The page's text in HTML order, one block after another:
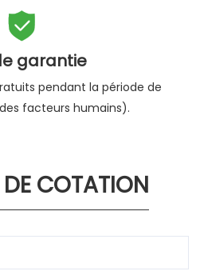

garantie
pendant la période de
facteurs humains).
COTATION